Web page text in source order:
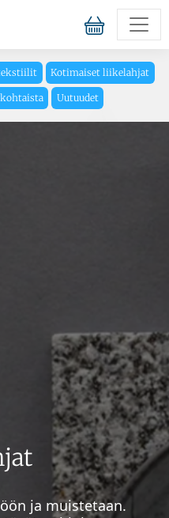
Kotimaiset liikelahjat
Uutuudet
ja muistetaan.